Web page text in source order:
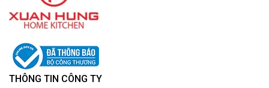
THÔNG TIN CÔNG TY